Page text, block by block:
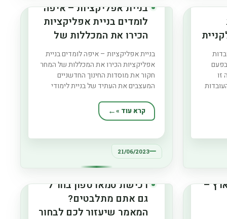
באינטרנט? 3 עובדות
בניית אפליקציות – איפה
לומדים בניית אפליקציות
הכירו את המכללות של
המחר
בניית אפליקציות – איפה לומדים בניית
אפליקציות הכירו את המכללות של המחר
חקור את מוסדות החינוך החדשניים
המעצבים את העתיד של בניית לימודי
התעשייה לטובה. לעוד מאמרים מעניינים
באתר: ביטוח תיקונים לסמארטפון –
לכם הרבה כסף בניית בתים פרטיים
קרא עוד »
21/06/2023
–
רכישת סמארטפון בחו״ל
גם אתם מתלבטים?
המאמר שיעזור לכם לבחור